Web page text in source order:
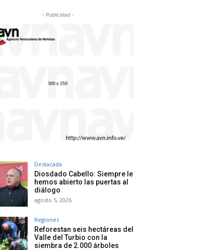
- Publicidad -
Destacada
Diosdado Cabello: Siempre le
hemos abierto las puertas al
diálogo
agosto 5, 2026
Regiones
Reforestan seis hectáreas del
Valle del Turbio con la
siembra de 2.000 árboles